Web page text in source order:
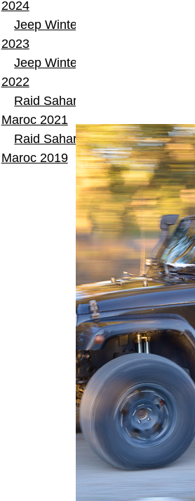
2024
Jeep Winter Tour
2023
Jeep Winter Tour
2022
Raid Sahara Tour
Maroc 2021
Raid Sahara Tour
Maroc 2019